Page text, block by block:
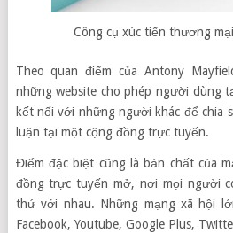
Công cụ xúc tiến thương
Theo quan điểm của Antony
những website cho phép người dùng
kết nối với những người khác để chia
luận tại một cộng đồng trực tuyến.
Điểm đặc biệt cũng là bản chất của
đồng trực tuyến mở, nơi mọi người
thứ với nhau. Những mạng xã hội
Facebook, Youtube, Google Plus,